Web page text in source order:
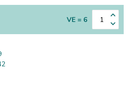
VE = 6